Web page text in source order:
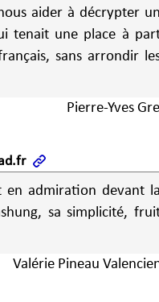
aider à décrypter
tenait une place à
sans arrondir
Pierre-Yves
en admiration devant
sa simplicité,
Valérie Pineau